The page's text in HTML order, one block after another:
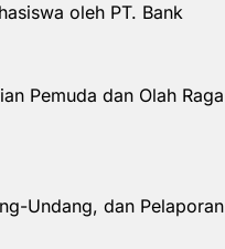
oleh PT. Bank
Pemuda dan Olah Raga
Undang, dan Pelaporan